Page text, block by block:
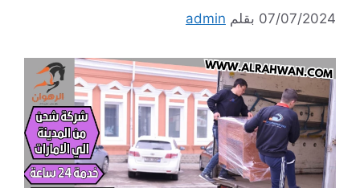
07/07/2024 بقلم admin